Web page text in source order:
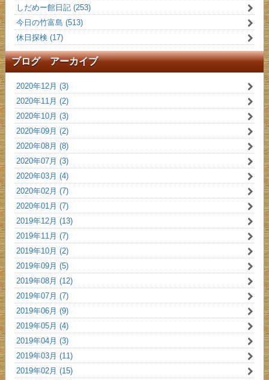
しだめー館日記 (253)
今日の竹富島 (513)
休日探検 (17)
ブログ アーカイブ
2020年12月 (3)
2020年11月 (2)
2020年10月 (3)
2020年09月 (2)
2020年08月 (8)
2020年07月 (3)
2020年03月 (4)
2020年02月 (7)
2020年01月 (7)
2019年12月 (13)
2019年11月 (7)
2019年10月 (2)
2019年09月 (5)
2019年08月 (12)
2019年07月 (7)
2019年06月 (9)
2019年05月 (4)
2019年04月 (3)
2019年03月 (11)
2019年02月 (15)